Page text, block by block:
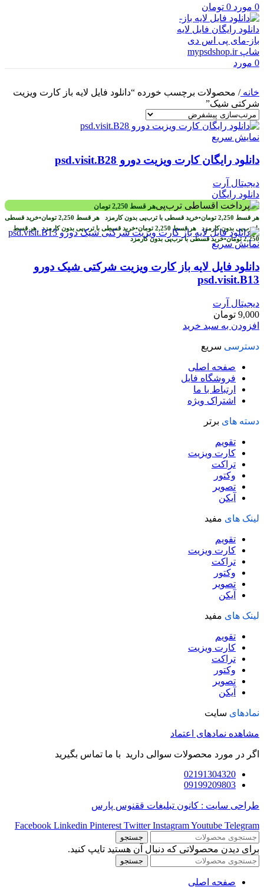
0 مورد 0 تومان
0 مورد
خانه/ محصولات برچسب خورده “دانلود فایل لایه باز کارت ویزیت
شرکتی شیک”
نمایش سریع
دانلود رایگان کارت ویزیت دورو psd.visit.B28
دیجیتال آرت
دانلود رایگان
هر قسط 2,250 تومان
هر قسط 2,250 تومان•خرید قسطی با ترب‌پی بدون کارمزد هر قسط 2,250 تومان•خرید قسطی
با ترب‌پی بدون کارمزد هر قسط 2,250 تومان•خرید قسطی با ترب‌پی بدون کارمزد هر قسط
2,250 تومان•خرید قسطی با ترب‌پی بدون کارمزدنمایش سریع
دانلود فایل لايه باز کارت ويزيت شرکتی شیک دورو
psd.visit.B13
دیجیتال آرت
9,000 تومان
افزودن به سبد خرید
دسترسی سریع
صفحه اصلی
فروشگاه فایل
ارتباط با ما
اشتراک ویژه
دسته های برتر
تقویم
کارت ویزیت
تراکت
وکتور
تصویر
آیکن
لینک های مفید
تقویم
کارت ویزیت
تراکت
وکتور
تصویر
آیکن
لینک های مفید
تقویم
کارت ویزیت
تراکت
وکتور
تصویر
آیکن
نمادهای سایت
مشاهده نمادهای اعتماد
اگر در مورد محصولات سوالی دارید با ما تماس بگیرید
02191304320
09199209803
طراحی سایت : کانون تبلیغات ققنوس پارس
Facebook Linkedin Pinterest Twitter InstagramYoutube Telegram
جستجو
برای دیدن محصولاتی که دنبال آن هستید تایپ کنید.
جستجو
صفحه اصلی